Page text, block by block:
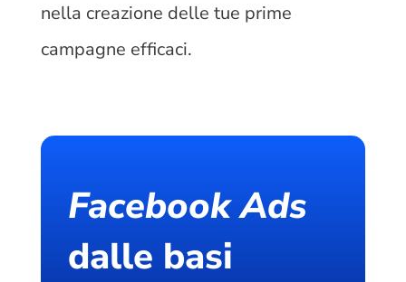
nella creazione delle tue prime
campagne efficaci.
Facebook Ads
dalle basi